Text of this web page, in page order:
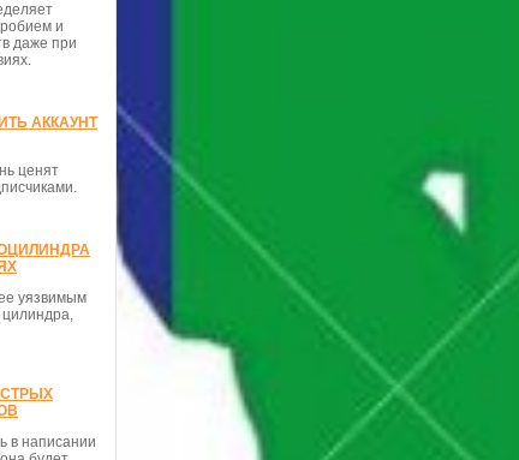
и
даже при
АККАУНТ
ценят
уязвимым
цилиндра,
в написании